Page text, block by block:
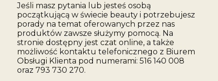
Jeśli masz pytania lub jesteś osobą
początkującą w świecie beauty i potrzebujesz
porady na temat oferowanych przez nas
produktów zawsze służymy pomocą. Na
stronie dostępny jest czat online, a także
możliwość kontaktu telefonicznego z Biurem
Obsługi Klienta pod numerami: 516 140 008
oraz 793 730 270.